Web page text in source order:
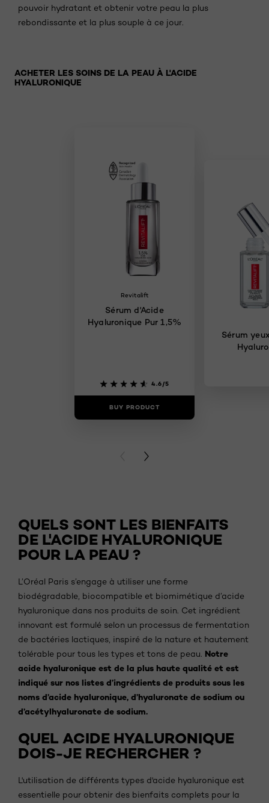
pouvoir hydratant et obtenir votre peau la plus
rebondissante et la plus souple à ce jour.
ACHETER LES SOINS DE LA PEAU À L'ACIDE
HYALURONIQUE
Revitalift
Sérum d'Acide
Hyaluronique Pur 1,5%
4.6/5
BUY PRODUCT
Sérum
PREVIOUS CARD
NEXT CARD
QUELS SONT LES BIENFAITS
DE L'ACIDE HYALURONIQUE
POUR LA PEAU ?
L’Oréal Paris s’engage à utiliser une forme
biodégradable, biocompatible et biomimétique d’acide
hyaluronique dans nos produits de soin. Cet ingrédient
innovant est formulé selon un processus de fermentation
de bactéries lactiques, inspiré de la nature et hautement
tolérable pour tous les types et tons de peau. Notre
acide hyaluronique est de la plus haute qualité et est
indiqué sur nos listes d’ingrédients de produits sous les
noms d’acide hyaluronique, d’hyaluronate de sodium ou
d’acétylhyaluronate de sodium.
QUEL ACIDE HYALURONIQUE
DOIS-JE RECHERCHER ?
L'utilisation de différents types d'acide hyaluronique est
essentielle pour obtenir des bienfaits complets pour la